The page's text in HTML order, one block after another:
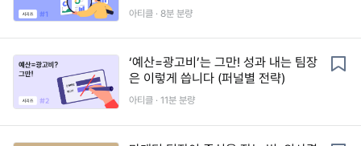
아티클 · 8분 분량
‘예산=광고비’는 그만! 성과 내는 팀장
은 이렇게 씁니다 (퍼널별 전략)
아티클 · 11분 분량